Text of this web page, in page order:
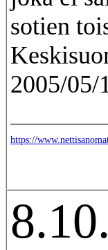
sotien
2005/05/
https://